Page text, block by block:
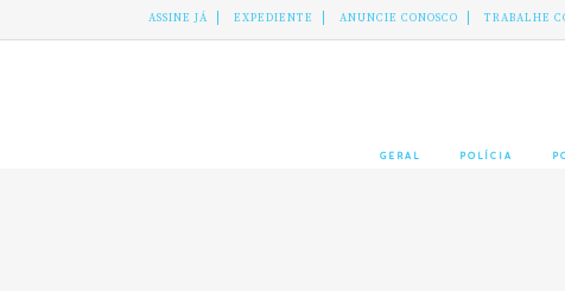
ASSINE JÁ EXPEDIENTE ANUNCIE CONOSCO TRABALHE
GERAL POLÍCIA